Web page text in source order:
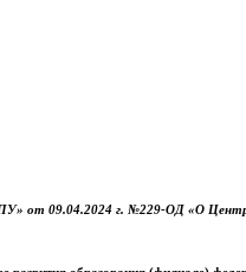
от 09.04.2024 г. №229-ОД «О Центре